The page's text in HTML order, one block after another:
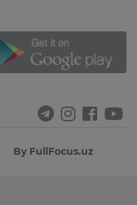
By FullFocus.uz